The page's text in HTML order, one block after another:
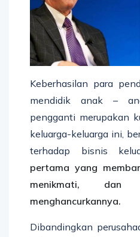
Keberhasilan para
mendidik anak –
pengganti merupakan
keluarga-keluarga ini,
terhadap bisnis
pertama yang
menikmati, dan
menghancurkannya.
Dibandingkan